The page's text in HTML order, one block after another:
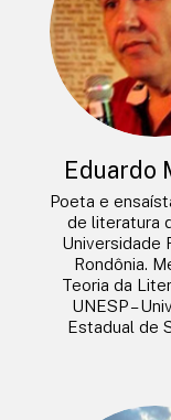
Eduardo
Poeta e
de literatura
Universidade
Rondônia.
Teoria da
UNESP –
Estadual de